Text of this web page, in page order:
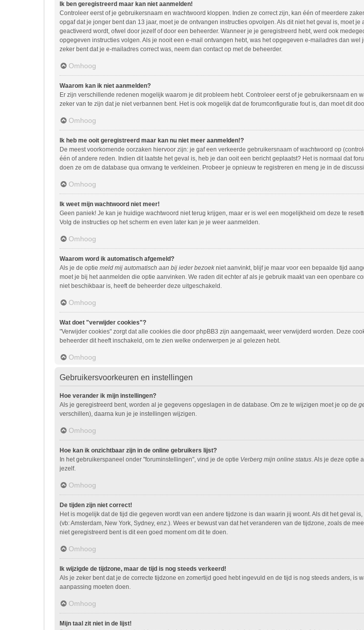
Ik ben geregistreerd maar kan niet aanmelden!
Controleer eerst of je gebruikersnaam en wachtwoord kloppen. Indien ze correct zijn, kan één of meerdere
opgaf dat je jonger bent dan 13 jaar, moet je de ontvangen instructies opvolgen. Als dit niet het geval is, moet
geactiveerd wordt, ofwel door jezelf of door een beheerder. Wanneer je je geregistreerd hebt, werd ook
opgegeven instructies volgen. Als je nooit een e-mail ontvangen hebt, was het opgegeven e-mailadres dan
zeker bent dat je e-mailadres correct was, neem dan contact op met de beheerder.
Omhoog
Waarom kan ik niet aanmelden?
Er zijn verschillende redenen mogelijk waarom je dit probleem hebt. Controleer eerst of je gebruikersnaam
zeker van te zijn dat je niet verbannen bent. Het is ook mogelijk dat de forumconfiguratie fout is, dan moet dit
Omhoog
Ik heb me ooit geregistreerd maar kan nu niet meer aanmelden!?
De meest voorkomende oorzaken hiervoor zijn: je gaf een verkeerde gebruikersnaam of wachtwoord op
één of andere reden. Indien dit laatste het geval is, heb je dan ooit een bericht geplaatst? Het is normaal dat
doen ze om de database qua omvang te verkleinen. Probeer je opnieuw te registreren en meng je in de
Omhoog
Ik weet mijn wachtwoord niet meer!
Geen paniek! Je kan je huidige wachtwoord niet terug krijgen, maar er is wel een mogelijkheid om deze te
Volg de instructies op het scherm en even later kan je je weer aanmelden.
Omhoog
Waarom word ik automatisch afgemeld?
Als je de optie meld mij automatisch aan bij ieder bezoek niet aanvinkt, blijf je maar voor een bepaalde tijd
moet je bij het aanmelden die optie aanvinken. We raden dit echter af als je gebruik maakt van een openbare
niet beschikbaar is, heeft de beheerder deze uitgeschakeld.
Omhoog
Wat doet "verwijder cookies"?
"Verwijder cookies" zorgt dat alle cookies die door phpBB3 zijn aangemaakt, weer verwijderd worden. Deze
beheerder dit heeft inschakeld, om te zien welke onderwerpen je al gelezen hebt.
Omhoog
Gebruikersvoorkeuren en instellingen
Hoe verander ik mijn instellingen?
Als je geregistreerd bent, worden al je gegevens opgeslagen in de database. Om ze te wijzigen moet je op de
verschillen), daarna kun je je instellingen wijzigen.
Omhoog
Hoe kan ik onzichtbaar zijn in de online gebruikers lijst?
In het gebruikerspaneel onder "foruminstellingen", vind je de optie Verberg mijn online status. Als je deze optie
jezelf.
Omhoog
De tijden zijn niet correct!
Het is mogelijk dat de tijd die gegeven wordt van een andere tijdzone is dan waarin jij woont. Als dit het geval
(vb: Amsterdam, New York, Sydney, enz.). Wees er bewust van dat het veranderen van de tijdzone, zoals de
niet geregistreerd bent is dit een goed moment om dit te doen.
Omhoog
Ik wijzigde de tijdzone, maar de tijd is nog steeds verkeerd!
Als je zeker bent dat je de correcte tijdzone en zomertijd goed hebt ingevuld en de tijd is nog steeds anders,
aanpassing moeten doen.
Omhoog
Mijn taal zit niet in de lijst!